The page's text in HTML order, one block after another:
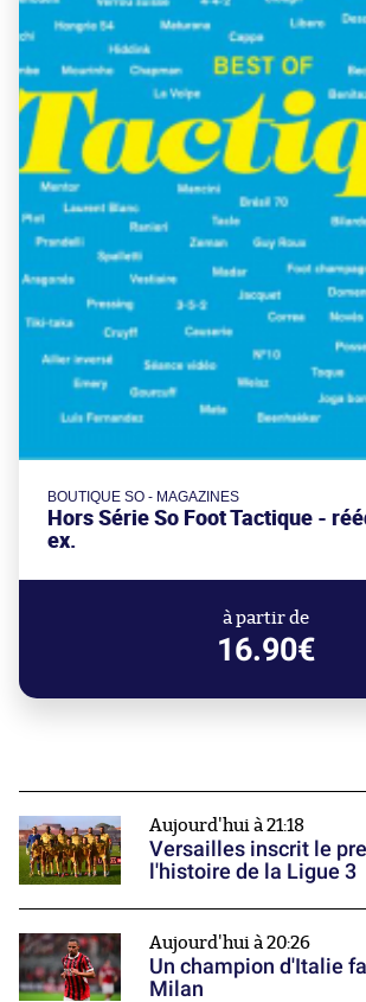
BOUTIQUE SO - MAGAZINES
Hors Série So Foot Tactique -
ex.
à partir de
16.90€
Aujourd'hui à 21:18
Versailles inscrit le
l'histoire de la Ligue 3
Aujourd'hui à 20:26
Un champion d'Italie
Milan